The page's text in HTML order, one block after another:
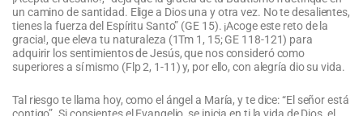
un camino de santidad. Elige a Dios una y otra vez. No te desalientes,
tienes la fuerza del Espíritu Santo” (GE 15). ¡Acoge este reto de la
gracia!, que eleva tu naturaleza (1Tm 1, 15; GE 118-121) para
adquirir los sentimientos de Jesús, que nos consideró como
superiores a sí mismo (Flp 2, 1-11) y, por ello, con alegría dio su vida.
Tal riesgo te llama hoy, como el ángel a María, y te dice: “El señor está